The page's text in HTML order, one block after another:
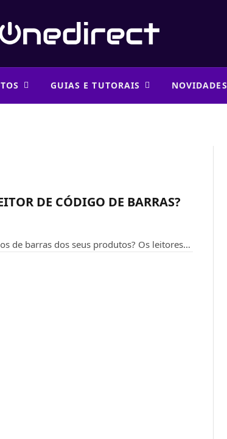
GUIAS E TUTORAIS NOVIDADES
DE CÓDIGO DE BARRAS?
de barras dos seus produtos? Os leitores…